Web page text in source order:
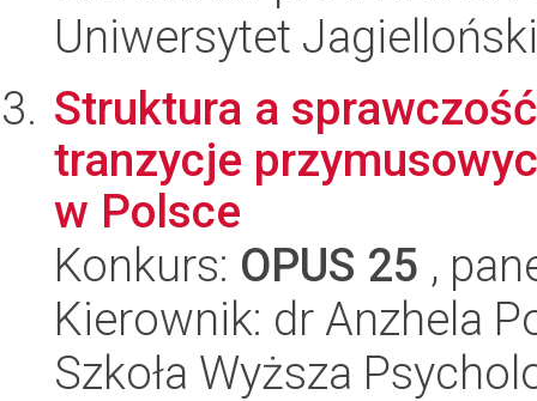
Uniwersytet Jagielloński
Struktura a
tranzycje
w Polsce
Konkurs: OPUS 25 ,
Kierownik: dr Anzhela
Szkoła Wyższa